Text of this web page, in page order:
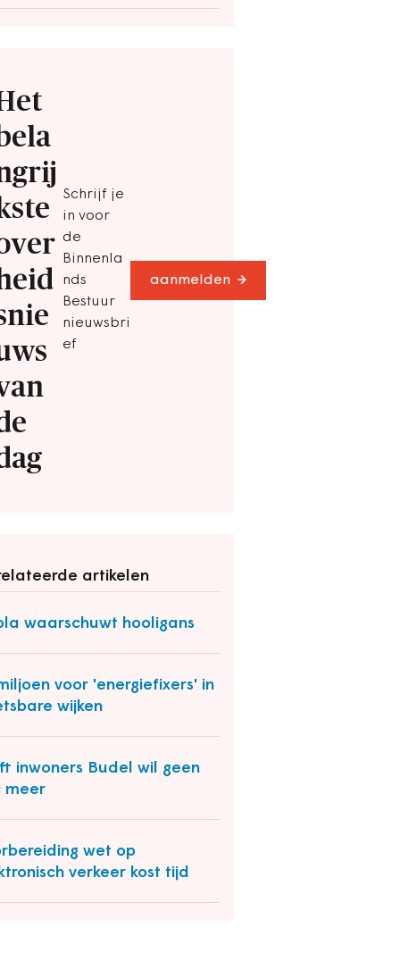
Schrijf je
in voor
de
Binnenla
nds
Bestuur
nieuwsbri
ef
aanmelden
artikelen
waarschuwt hooligans
voor 'energiefixers' in
wijken
inwoners Budel wil geen
meer
wet op
verkeer kost tijd